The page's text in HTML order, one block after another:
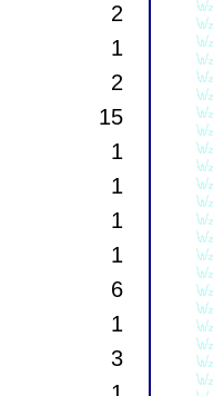
2
1
2
15
1
1
1
1
6
1
3